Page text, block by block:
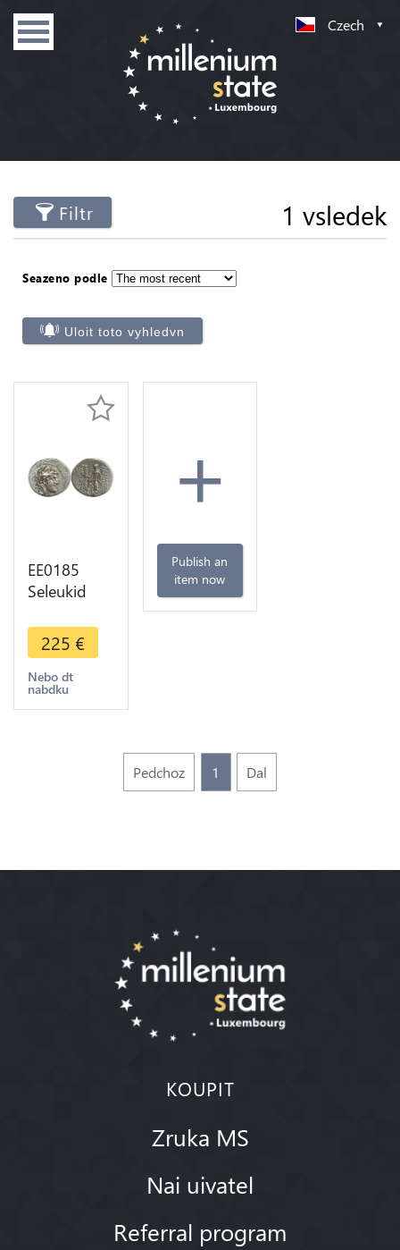
Czech
Filtr 1 vsledek
Seazeno podle
Uloit toto vyhledvn
EE0185
Seleukid
Drachm
Alexander I
Appolo
Balas 152-
225 €
Nebo dt
nabdku
+
Publish an
item now
Pedchoz 1 Dal
KOUPIT
Zruka MS
Nai uivatel
Referral program